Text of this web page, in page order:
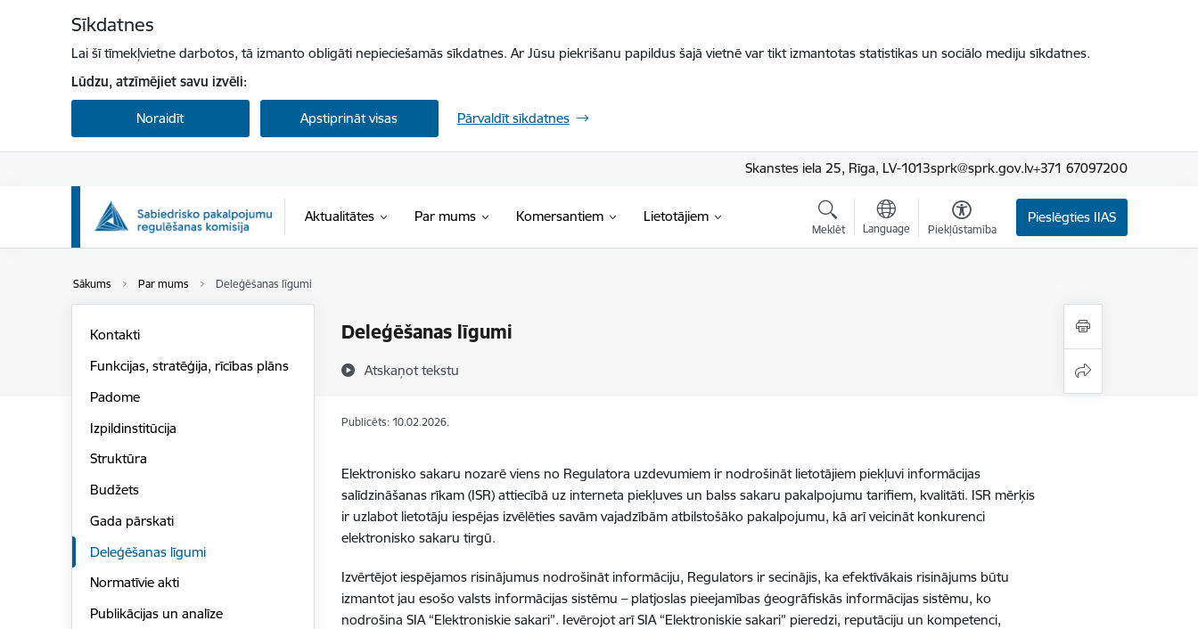
Sīkdatnes
Lai šī tīmekļvietne darbotos, tā izmanto obligāti nepieciešamās sīkdatnes. Ar Jūsu piekrišanu papildus šajā vietnē var tikt izmantotas statistikas un sociālo mediju sīkdatnes.
Lūdzu, atzīmējiet savu izvēli:
Noraidīt Apstiprināt visas Pārvaldīt sīkdatnes
Skanstes iela 25, Rīga, LV-1013sprk@sprk.gov.lv+371 67097200
Aktualitātes Par mums Komersantiem Lietotājiem
Meklēt Language Piekļūstamība
Pieslēgties IIAS
Sākums Par mums Deleģēšanas līgumi
Deleģēšanas līgumi
Atskaņot tekstu
Kontakti
Funkcijas, stratēģija, rīcības plāns
Padome
Izpildinstitūcija
Struktūra
Budžets
Gada pārskati
Deleģēšanas līgumi
Normatīvie akti
Publikācijas un analīze
Publicēts: 10.02.2026.
Elektronisko sakaru nozarē viens no Regulatora uzdevumiem ir nodrošināt lietotājiem piekļuvi informācijas
salīdzināšanas rīkam (ISR) attiecībā uz interneta piekļuves un balss sakaru pakalpojumu tarifiem, kvalitāti. ISR mērķis
ir uzlabot lietotāju iespējas izvēlēties savām vajadzībām atbilstošāko pakalpojumu, kā arī veicināt konkurenci
elektronisko sakaru tirgū.
Izvērtējot iespējamos risinājumus nodrošināt informāciju, Regulators ir secinājis, ka efektīvākais risinājums būtu
izmantot jau esošo valsts informācijas sistēmu – platjoslas pieejamības ģeogrāfiskās informācijas sistēmu, ko
nodrošina SIA “Elektroniskie sakari”. Ievērojot arī SIA “Elektroniskie sakari” pieredzi, reputāciju un kompetenci,